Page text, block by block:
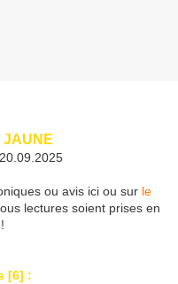
JAUNE
ou avis ici ou sur le
lectures soient prises en
[6] :